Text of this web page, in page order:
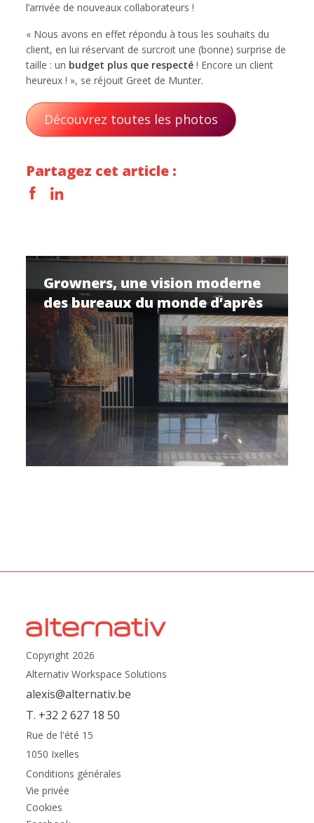
l’arrivée de nouveaux collaborateurs !
« Nous avons en effet répondu à tous les souhaits du
client, en lui réservant de surcroit une (bonne) surprise de
taille : un budget plus que respecté ! Encore un client
heureux ! », se réjouit Greet de Munter.
Découvrez toutes les photos
Partagez cet article :
Growners, une vision moderne
des bureaux du monde d’après
Copyright 2026
Alternativ Workspace Solutions
alexis@alternativ.be
T. +32 2 627 18 50
Rue de l'été 15
1050 Ixelles
Conditions générales
Vie privée
Cookies